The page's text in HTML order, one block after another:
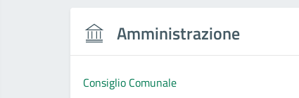
Amministrazione
Consiglio Comunale